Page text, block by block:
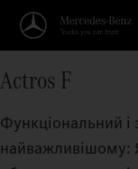
Actros F
Функціональний
найважливішому: